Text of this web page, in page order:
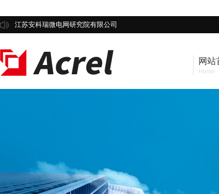
江苏安科瑞微电网研究院有限公司
网站
Home